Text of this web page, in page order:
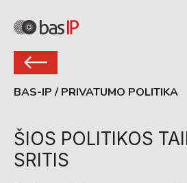
BAS-IP / PRIVATUMO POLITIKA
ŠIOS POLITIKOS
SRITIS